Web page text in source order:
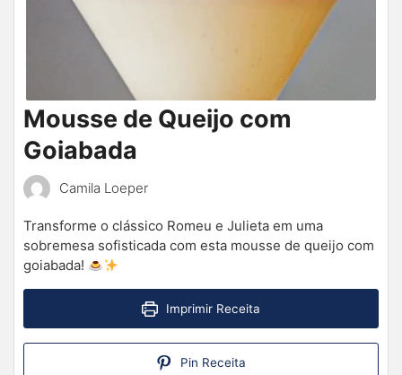
Mousse de Queijo com
Goiabada
Camila Loeper
Transforme o clássico Romeu e Julieta em uma
sobremesa sofisticada com esta mousse de queijo com
goiabada!
Imprimir Receita
Pin Receita